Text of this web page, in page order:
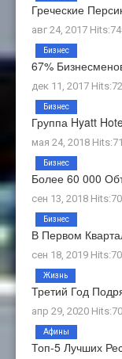
Греческие
авг 24, 2017
67%
дек 11, 2017
Бизнес
Группа Hyatt
мая 24, 2018
Бизнес
Более 60 000
сен 13, 2018
Бизнес
В Первом
сен 18, 2019
Бизнес
Третий Год
апр 29, 2020
Жизнь
Топ-5 Лучших
Афины